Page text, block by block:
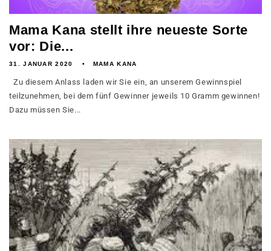
Mama Kana stellt ihre neueste Sorte
vor: Die...
31. JANUAR 2020 MAMA KANA
Zu diesem Anlass laden wir Sie ein, an unserem Gewinnspiel
teilzunehmen, bei dem fünf Gewinner jeweils 10 Gramm gewinnen!
Dazu müssen Sie...